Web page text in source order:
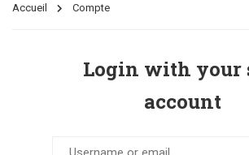
Accueil Compte
Login with your
account